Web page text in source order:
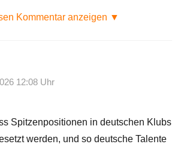
Kommentar anzeigen ▼
12:08 Uhr
Spitzenpositionen in deutschen Klubs
werden, und so deutsche Talente